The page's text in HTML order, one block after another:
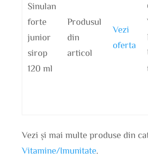
Sinulan
forte
junior
sirop
120 ml
Produsul
din
articol
Vezi
oferta
Vezi și mai multe produse din
Vitamine/Imunitate.